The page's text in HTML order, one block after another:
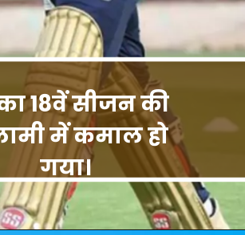
18वें सीजन की
में कमाल हो
गया।